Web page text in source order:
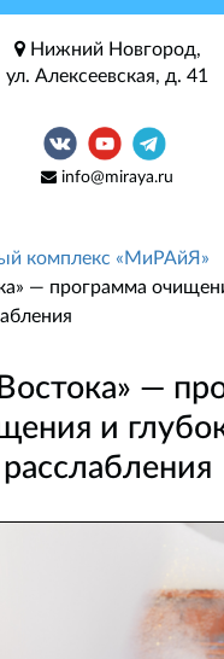
Нижний Новгород,
ул. Алексеевская, д. 41
info@miraya.ru
комплекс «МиРАйЯ»
— программа
—
и
расслабления